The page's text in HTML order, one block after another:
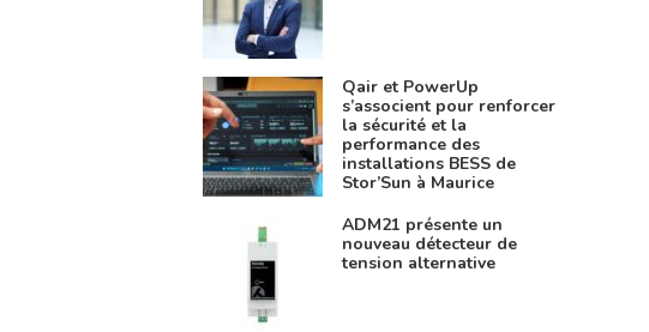
Qair et PowerUp
s’associent pour renforcer
la sécurité et la
performance des
installations BESS de
Stor’Sun à Maurice
ADM21 présente un
nouveau détecteur de
tension alternative